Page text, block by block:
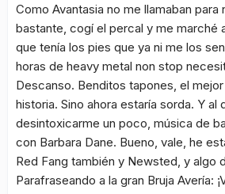
Como Avantasia no me llamaban para
bastante, cogí el percal y me marché
que tenía los pies que ya ni me los
horas de heavy metal non stop
Descanso. Benditos tapones, el
historia. Sino ahora estaría sorda. Y al
desintoxicarme un poco, música de
con Barbara Dane. Bueno, vale, he
Red Fang también y Newsted, y algo
Parafraseando a la gran Bruja Avería: